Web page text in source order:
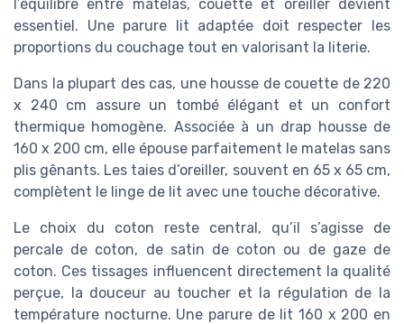
l’équilibre entre matelas, couette et oreiller devient
essentiel. Une parure lit adaptée doit respecter les
proportions du couchage tout en valorisant la literie.
Dans la plupart des cas, une housse de couette de 220
x 240 cm assure un tombé élégant et un confort
thermique homogène. Associée à un drap housse de
160 x 200 cm, elle épouse parfaitement le matelas sans
plis gênants. Les taies d’oreiller, souvent en 65 x 65 cm,
complètent le linge de lit avec une touche décorative.
Le choix du coton reste central, qu’il s’agisse de
percale de coton, de satin de coton ou de gaze de
coton. Ces tissages influencent directement la qualité
perçue, la douceur au toucher et la régulation de la
température nocturne. Une parure de lit 160 x 200 en